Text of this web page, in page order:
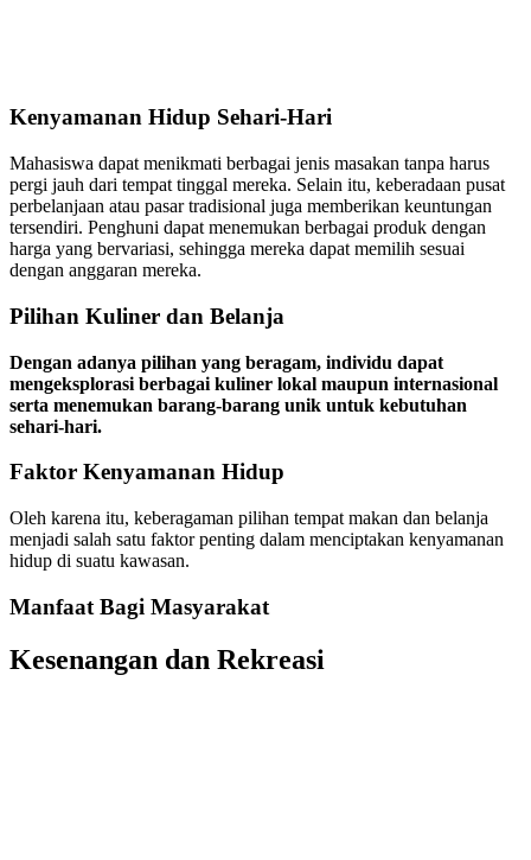
Kenyamanan Hidup Sehari-Hari
Mahasiswa dapat menikmati berbagai jenis masakan tanpa harus
pergi jauh dari tempat tinggal mereka. Selain itu, keberadaan pusat
perbelanjaan atau pasar tradisional juga memberikan keuntungan
tersendiri. Penghuni dapat menemukan berbagai produk dengan
harga yang bervariasi, sehingga mereka dapat memilih sesuai
dengan anggaran mereka.
Pilihan Kuliner dan Belanja
Dengan adanya pilihan yang beragam, individu dapat
mengeksplorasi berbagai kuliner lokal maupun internasional
serta menemukan barang-barang unik untuk kebutuhan
sehari-hari.
Faktor Kenyamanan Hidup
Oleh karena itu, keberagaman pilihan tempat makan dan belanja
menjadi salah satu faktor penting dalam menciptakan kenyamanan
hidup di suatu kawasan.
Manfaat Bagi Masyarakat
Kesenangan dan Rekreasi